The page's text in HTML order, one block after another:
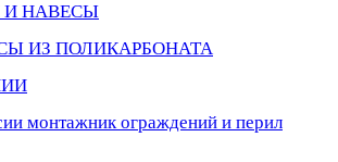
И НАВЕСЫ
ИЗ ПОЛИКАРБОНАТА
монтажник ограждений и перил